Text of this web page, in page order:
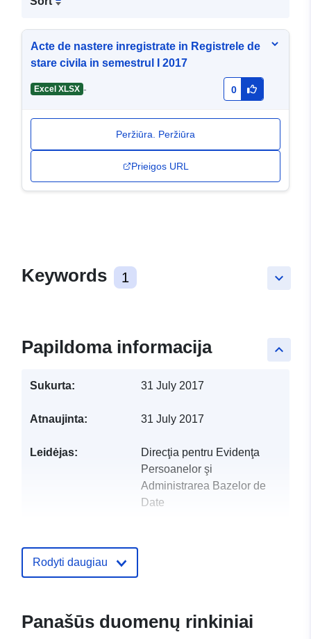
Acte de nastere inregistrate in Registrele de
stare civila in semestrul I 2017
Excel XLSX - 0
Peržiūra. Peržiūra
Prieigos URL
keyboard_arrow_down
Keywords 1
keyboard_arrow_up
Papildoma informacija
Sukurta: 31 July 2017
Atnaujinta: 31 July 2017
Leidėjas:
Direcţia pentru Evidenţa
Persoanelor şi
Administrarea Bazelor de
Date
97624a534bbd
Rodyti daugiau
Panašūs duomenų rinkiniai